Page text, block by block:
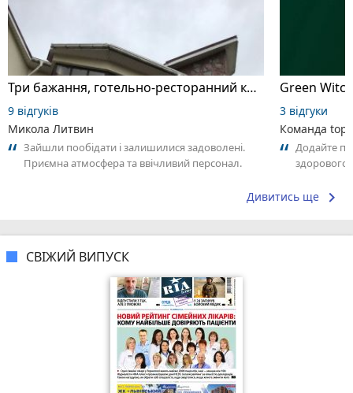
Три бажання, готельно-ресторанний комплекс
9 відгуків
Микола Литвин
Зайшли пообідати і залишилися задоволені.
Приємна атмосфера та ввічливий персонал.
Green
3 відгуки
Команда
Додайте
здорового
Дивитись ще keyboard_arrow_right
СВІЖИЙ ВИПУСК